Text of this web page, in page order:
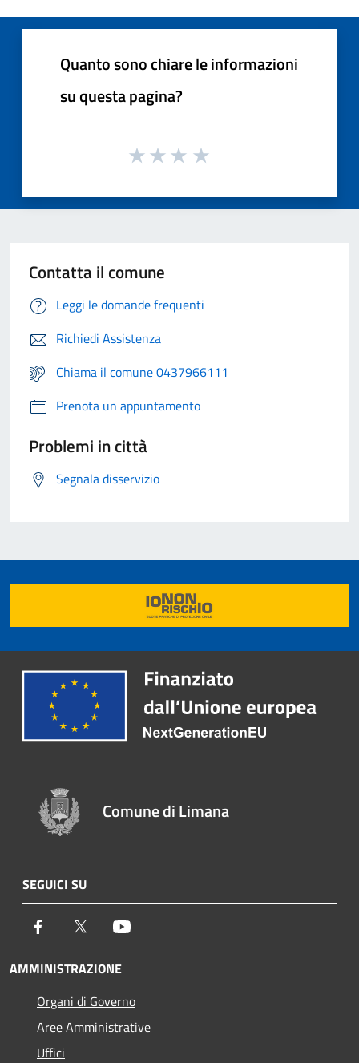
Quanto sono chiare le informazioni
su questa pagina?
Contatta il comune
Leggi le domande frequenti
Richiedi Assistenza
Chiama il comune 0437966111
Prenota un appuntamento
Problemi in città
Segnala disservizio
Comune di Limana
SEGUICI SU
Facebook Twitter
AMMINISTRAZIONE
Organi di Governo
Aree Amministrative
Uffici